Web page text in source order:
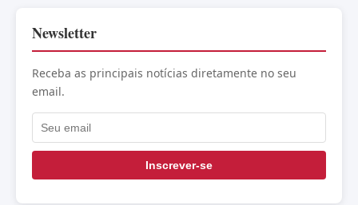
Newsletter
Receba as principais notícias diretamente no seu
email.
Inscrever-se